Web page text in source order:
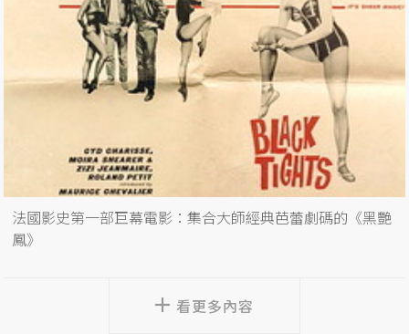
法國影史第一部巨幕電影：集合大師經典芭蕾劇碼的《黑艷
鳳》
看更多內容